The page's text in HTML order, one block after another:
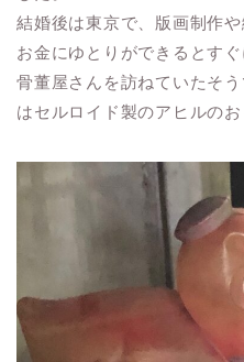
結婚後は東京で、版画制作
お金にゆとりができるとす
骨董屋さんを訪ねていたそ
はセルロイド製のアヒルのお